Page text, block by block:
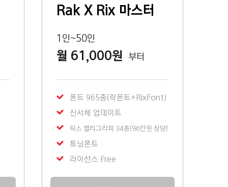
Rak X Rix 마스터
1인~50인
월 61,000원 부터
폰트 965종(락폰트+RixFont)
신서체 업데이트
릭스 캘리그라피 34종(96만원 상당)
튜닝폰트
라이선스 Free